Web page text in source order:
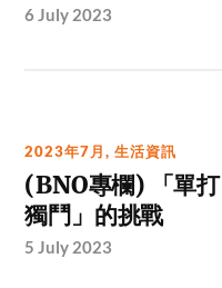
6 July 2023
2023年7月,生活資訊
(BNO專欄) 「單打
獨鬥」的挑戰
5 July 2023